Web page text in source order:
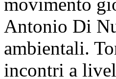
Antonio Di
ambientali.
incontri a